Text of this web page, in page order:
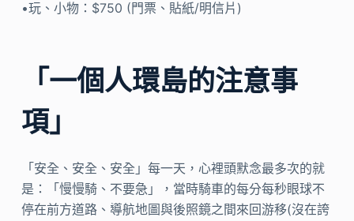
•玩、小物：$750 (門票、貼紙/明信片)
「一個人環島的注意事
項」
「安全、安全、安全」每一天，心裡頭默念最多次的就
是：「慢慢騎、不要急」，當時騎車的每分每秒眼球不
停在前方道路、導航地圖與後照鏡之間來回游移(沒在誇